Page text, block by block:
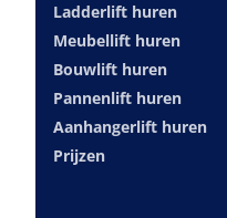
Ladderlift huren
Meubellift huren
Bouwlift huren
Pannenlift huren
Aanhangerlift huren
Prijzen